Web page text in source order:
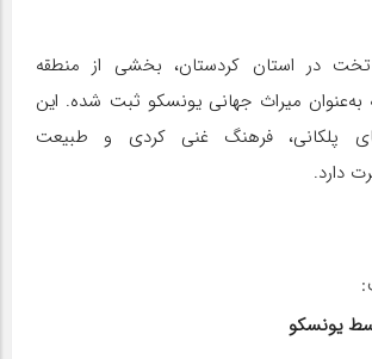
تخت در استان کردستان، بخشی از منطقه
به‌عنوان میراث جهانی یونسکو ثبت شده. این
پلکانی، فرهنگ غنی کردی و طبیعت
دارد.
یونسکو